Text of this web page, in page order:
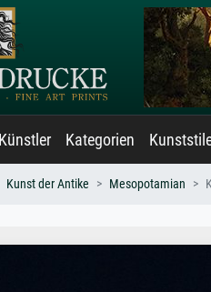
Künstler Kategorien
Kunst der Antike Mesopotamian